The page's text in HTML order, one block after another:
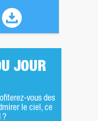
JOUR
vous des
le ciel, ce
?